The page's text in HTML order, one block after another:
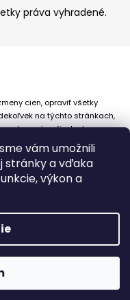
vám umožnili
stránky a vďaka
výkon a
práva vyhradené.
Messenger
cien, opraviť všetky
na týchto stránkach,
požiadavku na
vyskytnúť technické
v súvislosti s
nevyplýva nám žiadna
spoliehajú na nepresné